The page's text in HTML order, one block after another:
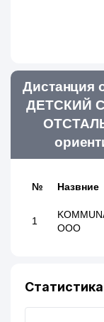
ДЕТСКИЙ
№ Назвние
1
ООО
Статистика